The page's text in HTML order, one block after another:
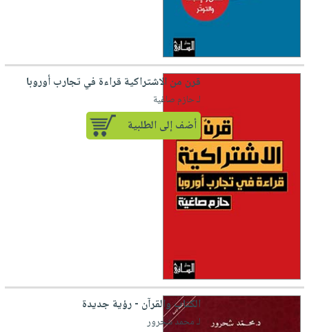
قرن من الاشتراكية قراءة في تجارب أوروبا
لـ حازم صاغية
أضف إلى الطلبية
الكتاب والقرآن - رؤية جديدة
لـ محمد شحرور